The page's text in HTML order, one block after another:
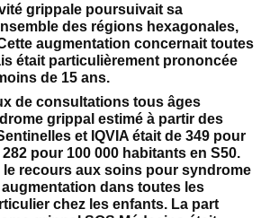
grippale poursuivait sa
des régions hexagonales,
augmentation concernait toutes
était particulièrement prononcée
de 15 ans.
de consultations tous âges
grippal estimé à partir des
et IQVIA était de 349 pour
pour 100 000 habitants en S50.
le recours aux soins pour syndrome
dans toutes les
chez les enfants. La part